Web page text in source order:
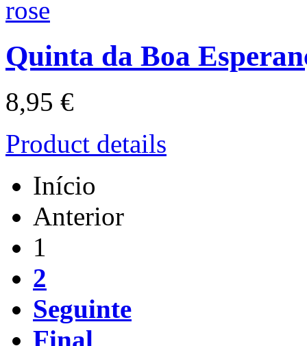
Quinta da Boa
8,95 €
Product details
Início
Anterior
1
2
Seguinte
Final